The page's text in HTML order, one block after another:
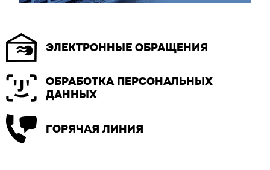
ЭЛЕКТРОННЫЕ ОБРАЩЕНИЯ
ОБРАБОТКА ПЕРСОНАЛЬНЫХ
ДАННЫХ
ГОРЯЧАЯ ЛИНИЯ